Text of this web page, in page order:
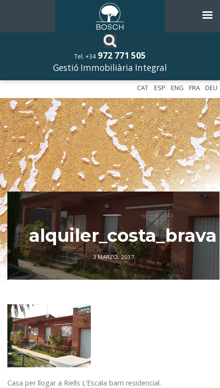
Tel. +34 972 771 505
Gestió Immobiliària Integral
DEU
FRA
ENG
ESP
CAT
––––––––––––
alquiler_costa_brava
3 MARZO, 2017
Casa per llogar a Riells L’Escala barri residencial.